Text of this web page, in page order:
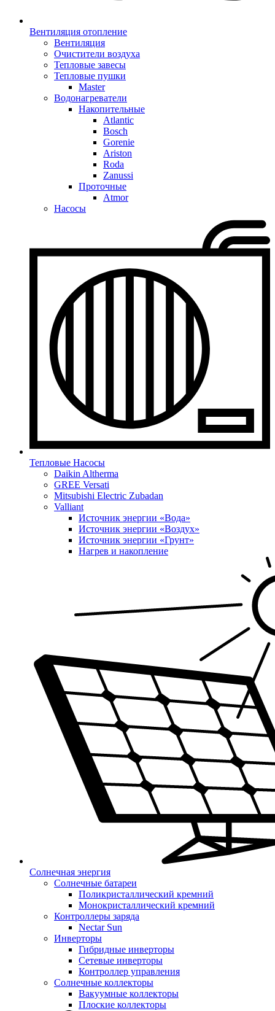
Вентиляция отопление
Вентиляция
Очистители воздуха
Тепловые завесы
Тепловые пушки
Master
Водонагреватели
Накопительные
Atlantic
Bosch
Gorenie
Ariston
Roda
Zanussi
Проточные
Atmor
Насосы
Тепловые Насосы
Daikin Altherma
GREE Versati
Mitsubishi Electric Zubadan
Valliant
Источник энергии «Вода»
Источник энергии «Воздух»
Источник энергии «Грунт»
Нагрев и накопление
Солнечная энергия
Солнечные батареи
Поликристаллический кремний
Монокристаллический кремний
Контроллеры заряда
Nectar Sun
Инверторы
Гибридные инверторы
Сетевые инверторы
Контроллер управления
Солнечные коллекторы
Вакуумные коллекторы
Плоские коллекторы